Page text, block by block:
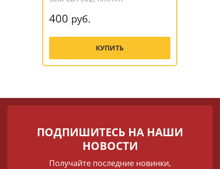
400 руб.
КУПИТЬ
ПОДПИШИТЕСЬ НА НАШИ
НОВОСТИ
Получайте последние новинки,